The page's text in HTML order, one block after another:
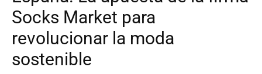
Socks Market para
revolucionar la moda
sostenible